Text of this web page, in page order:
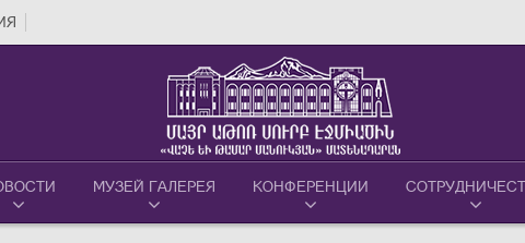
МУЗЕЙ ГАЛЕРЕЯ КОНФЕРЕНЦИИ